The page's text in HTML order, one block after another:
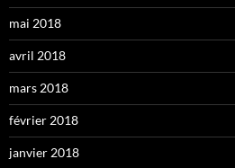
mai 2018
avril 2018
mars 2018
février 2018
janvier 2018